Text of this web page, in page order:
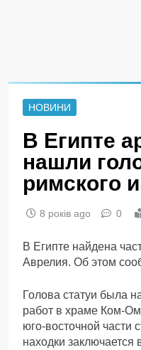
НОВИНИ
В Египте
нашли
римского
8 років ago 0
В Египте найдена
Аврелия. Об этом
Голова статуи была
работ в храме Ком-
юго-восточной части
находки заключается